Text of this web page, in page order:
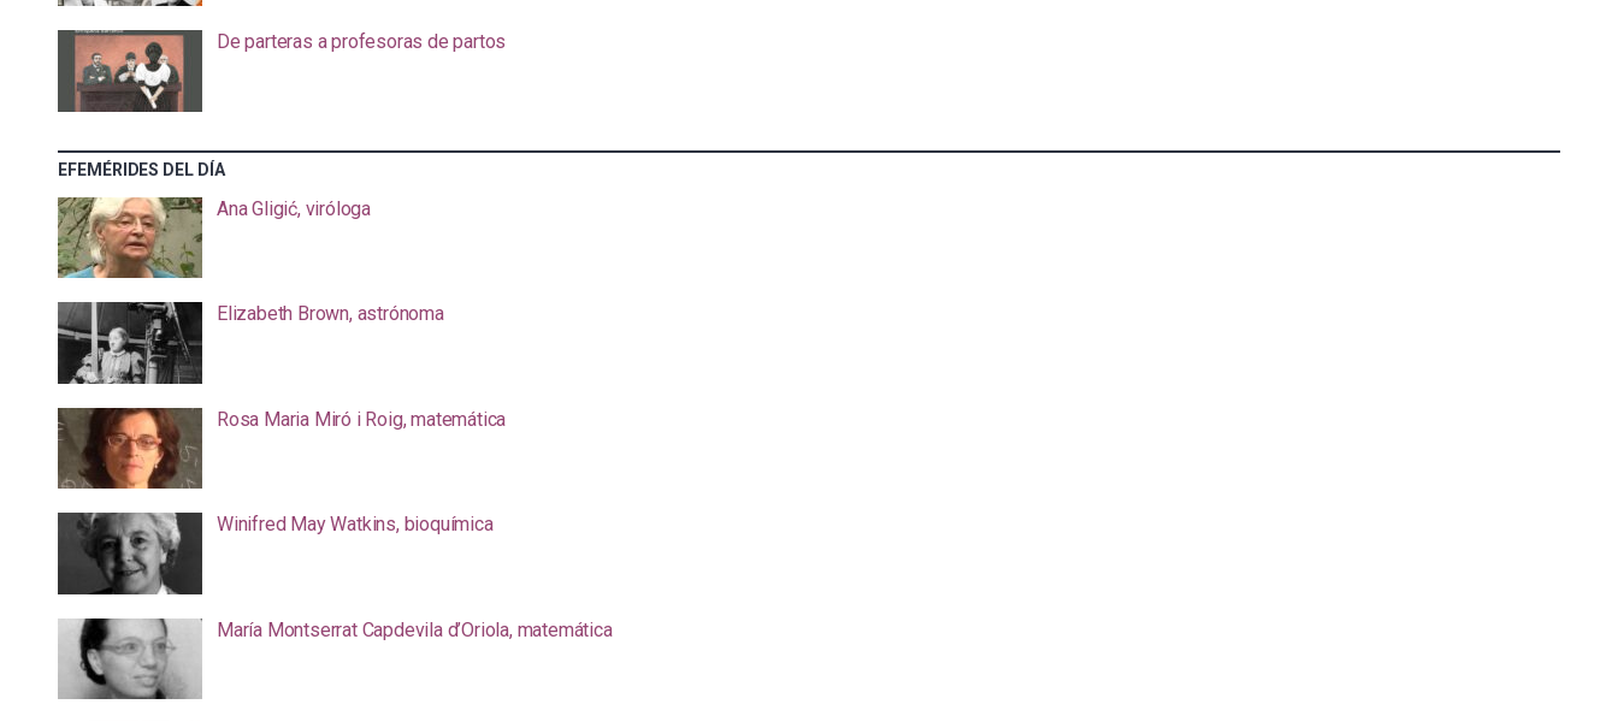
De parteras a profesoras de partos
EFEMÉRIDES DEL DÍA
Ana Gligić, viróloga
Elizabeth Brown, astrónoma
Rosa Maria Miró i Roig, matemática
Winifred May Watkins, bioquímica
María Montserrat Capdevila d’Oriola, matemática